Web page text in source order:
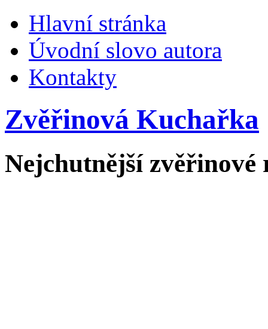
Hlavní stránka
Úvodní slovo autora
Kontakty
Zvěřinová Kuchařka
Nejchutnější zvěřinové